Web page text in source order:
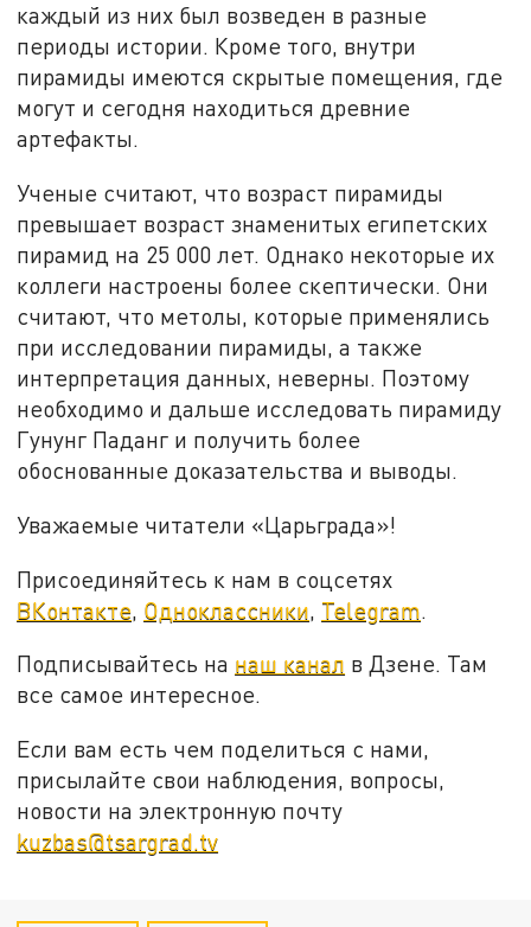
каждый из них был возведен в разные
периоды истории. Кроме того, внутри
пирамиды имеются скрытые помещения, где
могут и сегодня находиться древние
артефакты.
Ученые считают, что возраст пирамиды
превышает возраст знаменитых египетских
пирамид на 25 000 лет. Однако некоторые их
коллеги настроены более скептически. Они
считают, что метолы, которые применялись
при исследовании пирамиды, а также
интерпретация данных, неверны. Поэтому
необходимо и дальше исследовать пирамиду
Гунунг Паданг и получить более
обоснованные доказательства и выводы.
Уважаемые читатели «Царьграда»!
Присоединяйтесь к нам в соцсетях
ВКонтакте Одноклассники Telegram
Подписывайтесь на наш канал в Дзене. Там
все самое интересное.
Если вам есть чем поделиться с нами,
присылайте свои наблюдения, вопросы,
новости на электронную почту
kuzbas@tsargrad.tv